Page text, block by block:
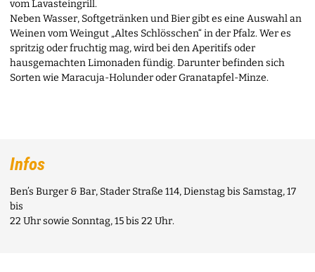
vom Lavasteingrill.
Neben Wasser, Softgetränken und Bier gibt es eine Auswahl an
Weinen vom Weingut „Altes Schlösschen“ in der Pfalz. Wer es
spritzig oder fruchtig mag, wird bei den Aperitifs oder
hausgemachten Limonaden fündig. Darunter befinden sich
Sorten wie Maracuja-Holunder oder Granatapfel-Minze.
Infos
Ben’s Burger & Bar, Stader Straße 114, Dienstag bis Samstag, 17
bis
22 Uhr sowie Sonntag, 15 bis 22 Uhr.